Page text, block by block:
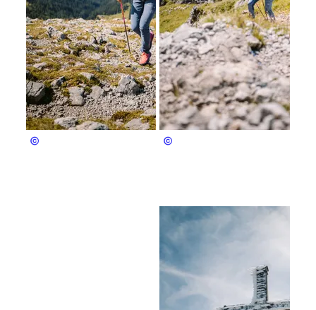
Bergerlebnis Berchtesgaden Bergerlebnis Berchtesgaden